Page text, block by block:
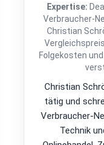
Expertise:
Verbraucher-
Christian
Folgekosten
Christian
tätig und
Verbraucher-
Technik